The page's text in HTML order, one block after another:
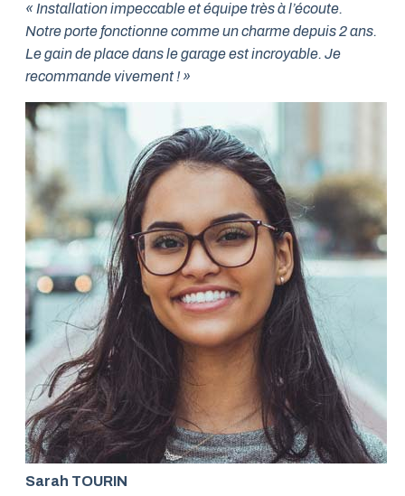
« Installation impeccable et équipe très à l’écoute.
Notre porte fonctionne comme un charme depuis 2 ans.
Le gain de place dans le garage est incroyable. Je
recommande vivement ! »
Sarah TOURIN